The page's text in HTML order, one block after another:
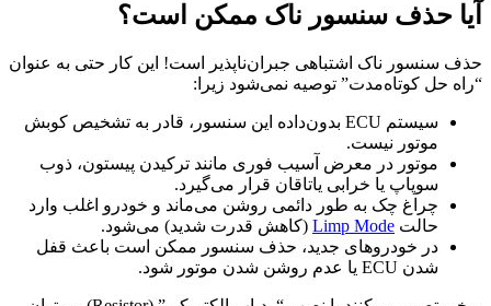
آیا حذف سنسور ناک ممکن است؟
حذف سنسور ناک اشتباهی جبران‌ناپذیر است! این کار حتی به عنوان
“راه حل کوتاه‌مدت” توصیه نمی‌شود زیرا:
سیستم ECU بدون‌داده این سنسور، قادر به تشخیص کوبش
موتور نیست.
موتور در معرض آسیب فوری مانند ترکیدن پیستون، ذوب
سوپاپ یا خرابی یاتاقان قرار می‌گیرد.
چراغ چک به طور دائمی روشن می‌ماند و خودرو اغلب وارد
حالت Limp Mode (کاهش قدرت شدید) می‌شود.
در خودروهای جدید، حذف سنسور ممکن است باعث قفل
شدن ECU یا عدم روشن شدن موتور شود.